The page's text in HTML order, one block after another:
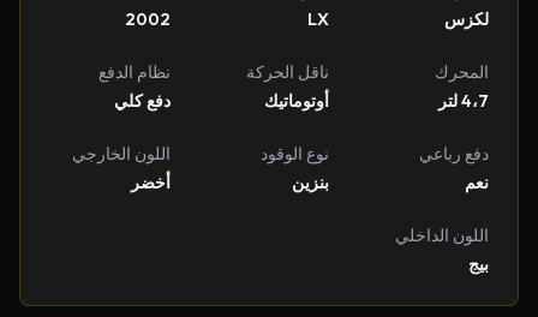
لكزس
LX
2002
المحرك
4،7 لتر
ناقل الحركة
أوتوماتيك
نظام الدفع
دفع كلي
دفع رباعي
نعم
نوع الوقود
بنزين
اللون الخارجي
أخضر
اللون الداخلي
بيج